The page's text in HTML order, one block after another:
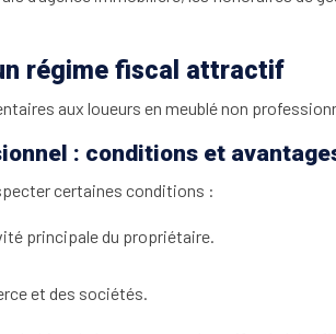
régime fiscal attractif
aux loueurs en meublé non
: conditions et
certaines conditions :
principale du propriétaire.
et des sociétés.